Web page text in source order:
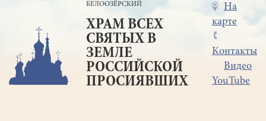
БЕЛООЗЁРСКИЙ
ХРАМ ВСЕХ
СВЯТЫХ В
ЗЕМЛЕ
РОССИЙСКОЙ
ПРОСИЯВШИХ
Меню
в
шапке
На
карте
Контакты
Видео
YouTube